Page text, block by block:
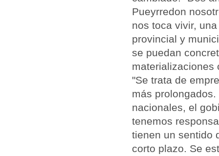
Pueyrredon
nos toca vivir,
provincial y
se puedan
materializaciones
"Se trata de
más
nacionales, el
tenemos
tienen un sentido
corto plazo. Se